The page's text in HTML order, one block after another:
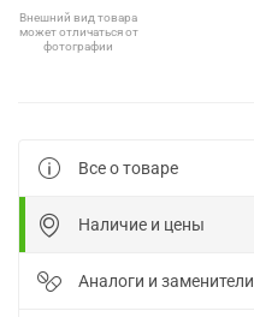
Внешний вид товара
может отличаться от
фотографии
Все о товаре
Наличие и цены
Аналоги и заменители